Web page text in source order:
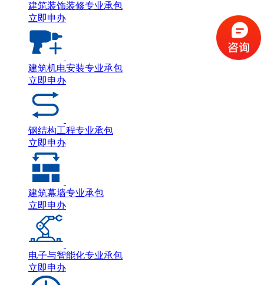
建筑装饰装修专业承包
立即申办
建筑机电安装专业承包
立即申办
钢结构工程专业承包
立即申办
建筑幕墙专业承包
立即申办
电子与智能化专业承包
立即申办